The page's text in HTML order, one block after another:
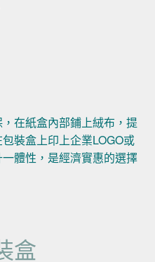
在紙盒內部鋪上絨布，提
裝盒上印上企業LOGO或
體性，是經濟實惠的選擇
盒